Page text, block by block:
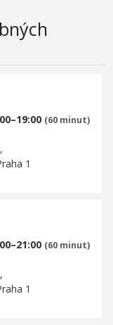
(60 minut)
1
(60 minut)
1